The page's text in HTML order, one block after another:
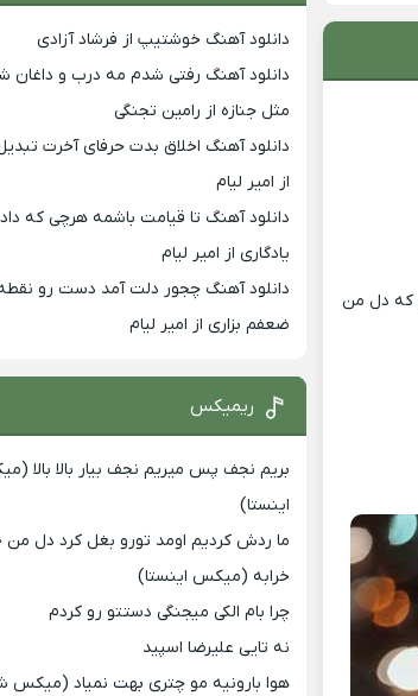
که دل من
دانلود آهنگ خوشتیپ از فرشاد آزادی
دانلود آهنگ رفتی شدم مه درب و داغان
مثل جنازه از رامین تجنگی
دانلود آهنگ اخلاق بدت حرفای آخرت
از امیر لیام
دانلود آهنگ تا قیامت باشمه هرچی که
یادگاری از امیر لیام
دانلود آهنگ چجور دلت آمد دست رو
ضعفم بزاری از امیر لیام
ریمیکس
بریم نجف پس میریم نجف بیار بالا بالا
اینستا)
ما ردش کردیم اومد تورو بغل کرد دل
خرابه (میکس اینستا)
چرا بام الکی میجنگی دستتو رو کردم
نه تایی علیرضا اسپید
هوا بارونیه مو چتری بهت نمیاد (میکس